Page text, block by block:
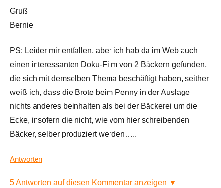
Gruß
Bernie
PS: Leider mir entfallen, aber ich hab da im Web auch
einen interessanten Doku-Film von 2 Bäckern gefunden,
die sich mit demselben Thema beschäftigt haben, seither
weiß ich, dass die Brote beim Penny in der Auslage
nichts anderes beinhalten als bei der Bäckerei um die
Ecke, insofern die nicht, wie vom hier schreibenden
Bäcker, selber produziert werden…..
Antworten
5 Antworten auf diesen Kommentar anzeigen ▼